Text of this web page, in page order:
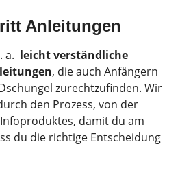
Anleitungen
a. leicht verständliche
, die auch Anfängern
zurechtzufinden. Wir
den Prozess, von der
damit du am
du die richtige Entscheidung